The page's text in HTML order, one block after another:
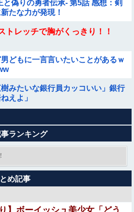
偽りの勇者伝承- 第5話 感想：剣
たな力が発現！
レッチで胸がくっきり！！
男どもに一言言いたいことがあるｗ
樹みたいな銀行員カッコいい」銀行
えよ」
りません。このままでは国連が完
さい」
だった奴が最近俺の勤めてる会社
頃の話を武勇伝として語っていて
に…
取り残された中道議員が絶体絶命
会に矛先を向けたか……」と節操の
ド動画を公開 ⇒ ネット民「赤ち
ランキング
とめ記事
】ボーイッシュ美少女「どう